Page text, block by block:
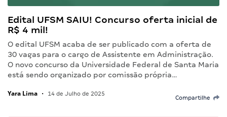
Edital UFSM SAIU! Concurso oferta inicial de
R$ 4 mil!
O edital UFSM acaba de ser publicado com a oferta de
30 vagas para o cargo de Assistente em Administração.
O novo concurso da Universidade Federal de Santa Maria
está sendo organizado por comissão própria…
Yara Lima • 14 de Julho de 2025
Compartilhe